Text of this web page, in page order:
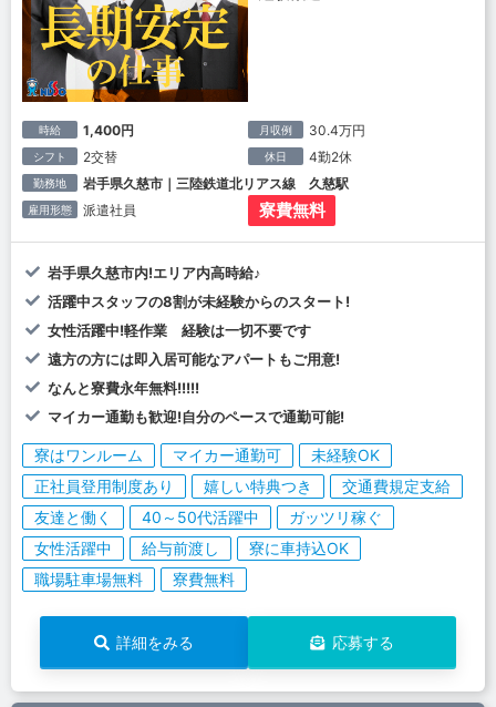
時給 1,400円 月収例 30.4万円
シフト 2交替 休日 4勤2休
勤務地 岩手県久慈市｜三陸鉄道北リアス線 久慈駅
雇用形態 派遣社員 寮費無料
岩手県久慈市内!エリア内高時給♪
活躍中スタッフの8割が未経験からのスタート!
女性活躍中!軽作業 経験は一切不要です
遠方の方には即入居可能なアパートもご用意!
なんと寮費永年無料!!!!!
マイカー通勤も歓迎!自分のペースで通勤可能!
寮はワンルーム マイカー通勤可
未経験OK
正社員登用制度あり
嬉しい特典つき
交通費規定支給
友達と働く
40～50代活躍中
ガッツリ稼ぐ
女性活躍中
給与前渡し
寮に車持込OK
職場駐車場無料
寮費無料
詳細をみる 応募する